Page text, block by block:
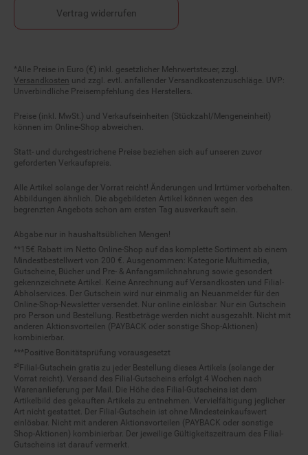
Vertrag widerrufen
Fußnoten
*Alle Preise in Euro (€) inkl. gesetzlicher Mehrwertsteuer, zzgl.
Versandkostenund zzgl. evtl. anfallender Versandkostenzuschläge. UVP:
Unverbindliche Preisempfehlung des Herstellers.
Preise (inkl. MwSt.) und Verkaufseinheiten (Stückzahl/Mengeneinheit)
können im Online-Shop abweichen.
Statt- und durchgestrichene Preise beziehen sich auf unseren zuvor
geforderten Verkaufspreis.
Alle Artikel solange der Vorrat reicht! Änderungen und Irrtümer vorbehalten.
Abbildungen ähnlich. Die abgebildeten Artikel können wegen des
begrenzten Angebots schon am ersten Tag ausverkauft sein.
Abgabe nur in haushaltsüblichen Mengen!
**15€ Rabatt im Netto Online-Shop auf das komplette Sortiment ab einem
Mindestbestellwert von 200 €. Ausgenommen: Kategorie Multimedia,
Gutscheine, Bücher und Pre- & Anfangsmilchnahrung sowie gesondert
gekennzeichnete Artikel. Keine Anrechnung auf Versandkosten und Filial-
Abholservices. Der Gutschein wird nur einmalig an Neuanmelder für den
Online-Shop-Newsletter versendet. Nur online einlösbar. Nur ein Gutschein
pro Person und Bestellung. Restbeträge werden nicht ausgezahlt. Nicht mit
anderen Aktionsvorteilen (PAYBACK oder sonstige Shop-Aktionen)
kombinierbar.
***Positive Bonitätsprüfung vorausgesetzt
²⁰Filial-Gutschein gratis zu jeder Bestellung dieses Artikels (solange der
Vorrat reicht). Versand des Filial-Gutscheins erfolgt 4 Wochen nach
Warenanlieferung per Mail. Die Höhe des Filial-Gutscheins ist dem
Artikelbild des gekauften Artikels zu entnehmen. Vervielfältigung jeglicher
Art nicht gestattet. Der Filial-Gutschein ist ohne Mindesteinkaufswert
einlösbar. Nicht mit anderen Aktionsvorteilen (PAYBACK oder sonstige
Shop-Aktionen) kombinierbar. Der jeweilige Gültigkeitszeitraum des Filial-
Gutscheins ist darauf vermerkt.